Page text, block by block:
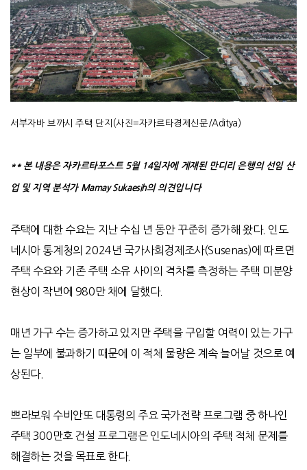
서부자바 브까시 주택 단지(사진=자카르타경제신문/Aditya)
** 본 내용은 자카르타포스트5월14일자에 게재된 만디리 은행의 선임 산
업 및 지역 분석가 Mamay Sukaesih의 의견입니다
주택에 대한 수요는 지난 수십 년 동안 꾸준히 증가해 왔다. 인도
네시아 통계청의 2024년 국가사회경제조사(Susenas)에 따르면
주택 수요와 기존 주택 소유 사이의 격차를 측정하는 주택 미분양
현상이 작년에 980만 채에 달했다.
매년 가구 수는 증가하고 있지만 주택을 구입할 여력이 있는 가구
는 일부에 불과하기 때문에 이 적체 물량은 계속 늘어날 것으로 예
상된다.
쁘라보워 수비안또 대통령의 주요 국가전략 프로그램 중 하나인
주택 300만호 건설 프로그램은 인도네시아의 주택 적체 문제를
해결하는 것을 목표로 한다.